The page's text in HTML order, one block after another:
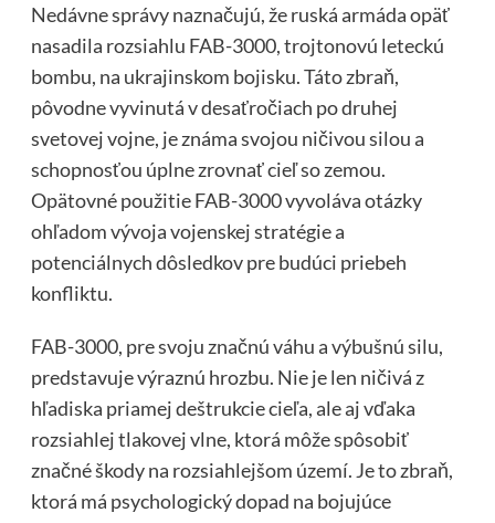
Nedávne správy naznačujú, že ruská armáda opäť
nasadila rozsiahlu FAB-3000, trojtonovú leteckú
bombu, na ukrajinskom bojisku. Táto zbraň,
pôvodne vyvinutá v desaťročiach po druhej
svetovej vojne, je známa svojou ničivou silou a
schopnosťou úplne zrovnať cieľ so zemou.
Opätovné použitie FAB-3000 vyvoláva otázky
ohľadom vývoja vojenskej stratégie a
potenciálnych dôsledkov pre budúci priebeh
konfliktu.
FAB-3000, pre svoju značnú váhu a výbušnú silu,
predstavuje výraznú hrozbu. Nie je len ničivá z
hľadiska priamej deštrukcie cieľa, ale aj vďaka
rozsiahlej tlakovej vlne, ktorá môže spôsobiť
značné škody na rozsiahlejšom území. Je to zbraň,
ktorá má psychologický dopad na bojujúce